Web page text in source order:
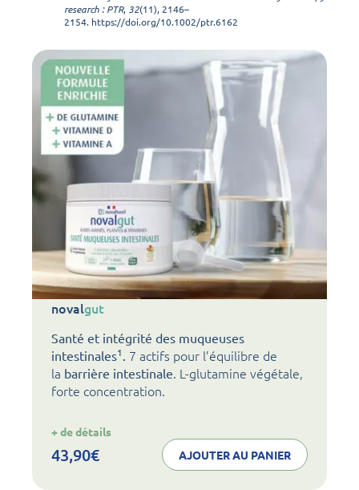
research : PTR, 32(11), 2146–
2154. https://doi.org/10.1002/ptr.6162
novalgut
Santé et intégrité des muqueuses
intestinales1. 7 actifs pour l’équilibre de
la barrière intestinale. L-glutamine végétale,
forte concentration.
+ de détails
43,90€ AJOUTER AU PANIER